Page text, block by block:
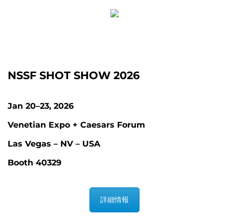
NSSF SHOT SHOW 2026
Jan 20–23, 2026
Venetian Expo + Caesars Forum
Las Vegas – NV – USA
Booth 40329
詳細情報